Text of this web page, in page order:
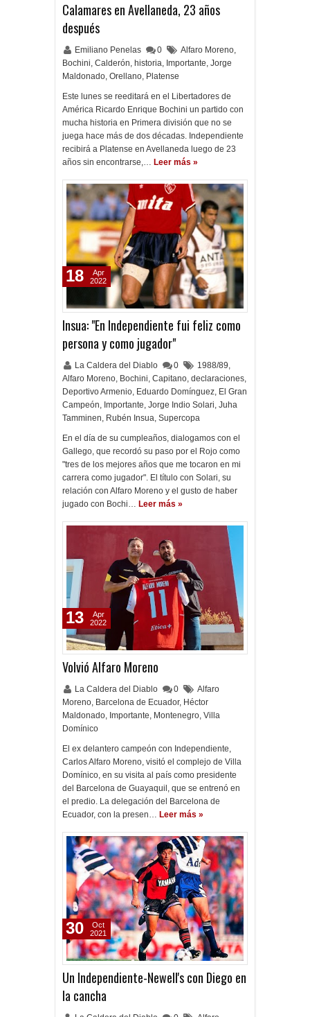
Calamares en Avellaneda, 23 años
después
Emiliano Penelas 0 Alfaro Moreno,
Bochini, Calderón, historia, Importante, Jorge
Maldonado, Orellano, Platense
Este lunes se reeditará en el Libertadores de
América Ricardo Enrique Bochini un partido con
mucha historia en Primera división que no se
juega hace más de dos décadas. Independiente
recibirá a Platense en Avellaneda luego de 23
años sin encontrarse,… Leer más »
Insua: "En Independiente fui feliz como
persona y como jugador"
La Caldera del Diablo 0 1988/89,
Alfaro Moreno, Bochini, Capitano, declaraciones,
Deportivo Armenio, Eduardo Domínguez, El Gran
Campeón, Importante, Jorge Indio Solari, Juha
Tamminen, Rubén Insua, Supercopa
En el día de su cumpleaños, dialogamos con el
Gallego, que recordó su paso por el Rojo como
"tres de los mejores años que me tocaron en mi
carrera como jugador". El título con Solari, su
relación con Alfaro Moreno y el gusto de haber
jugado con Bochi… Leer más »
18
Apr
2022
Volvió Alfaro Moreno
La Caldera del Diablo 0
Alfaro
Moreno, Barcelona de Ecuador, Héctor
Maldonado, Importante, Montenegro, Villa
Domínico
El ex delantero campeón con Independiente,
Carlos Alfaro Moreno, visitó el complejo de Villa
Domínico, en su visita al país como presidente
del Barcelona de Guayaquil, que se entrenó en
el predio. La delegación del Barcelona de
Ecuador, con la presen… Leer más »
13
Apr
2022
Un Independiente-Newell's con Diego en
la cancha
30
Oct
2021